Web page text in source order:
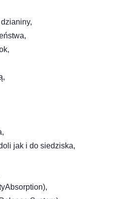
jak i do siedziska,